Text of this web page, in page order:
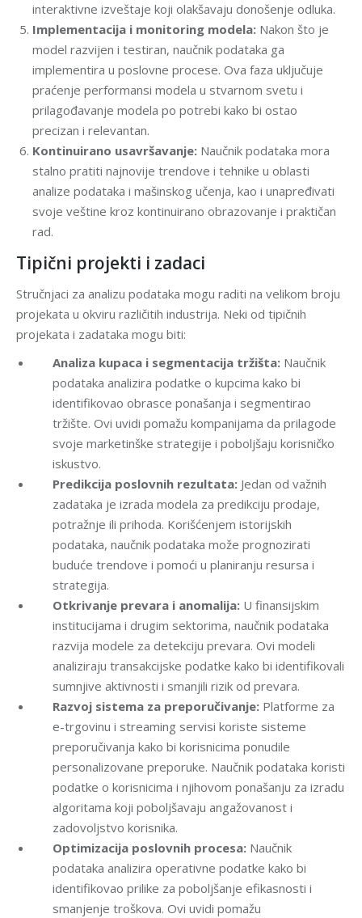
interaktivne izveštaje koji olakšavaju donošenje odluka.
Implementacija i monitoring modela: Nakon što je
model razvijen i testiran, naučnik podataka ga
implementira u poslovne procese. Ova faza uključuje
praćenje performansi modela u stvarnom svetu i
prilagođavanje modela po potrebi kako bi ostao
precizan i relevantan.
Kontinuirano usavršavanje: Naučnik podataka mora
stalno pratiti najnovije trendove i tehnike u oblasti
analize podataka i mašinskog učenja, kao i unapređivati
svoje veštine kroz kontinuirano obrazovanje i praktičan
rad.
Tipični projekti i zadaci
Stručnjaci za analizu podataka mogu raditi na velikom broju
projekata u okviru različitih industrija. Neki od tipičnih
projekata i zadataka mogu biti:
Analiza kupaca i segmentacija tržišta: Naučnik
podataka analizira podatke o kupcima kako bi
identifikovao obrasce ponašanja i segmentirao
tržište. Ovi uvidi pomažu kompanijama da prilagode
svoje marketinške strategije i poboljšaju korisničko
iskustvo.
Predikcija poslovnih rezultata: Jedan od važnih
zadataka je izrada modela za predikciju prodaje,
potražnje ili prihoda. Korišćenjem istorijskih
podataka, naučnik podataka može prognozirati
buduće trendove i pomoći u planiranju resursa i
strategija.
Otkrivanje prevara i anomalija: U finansijskim
institucijama i drugim sektorima, naučnik podataka
razvija modele za detekciju prevara. Ovi modeli
analiziraju transakcijske podatke kako bi identifikovali
sumnjive aktivnosti i smanjili rizik od prevara.
Razvoj sistema za preporučivanje: Platforme za
e-trgovinu i streaming servisi koriste sisteme
preporučivanja kako bi korisnicima ponudile
personalizovane preporuke. Naučnik podataka koristi
podatke o korisnicima i njihovom ponašanju za izradu
algoritama koji poboljšavaju angažovanost i
zadovoljstvo korisnika.
Optimizacija poslovnih procesa: Naučnik
podataka analizira operativne podatke kako bi
identifikovao prilike za poboljšanje efikasnosti i
smanjenje troškova. Ovi uvidi pomažu